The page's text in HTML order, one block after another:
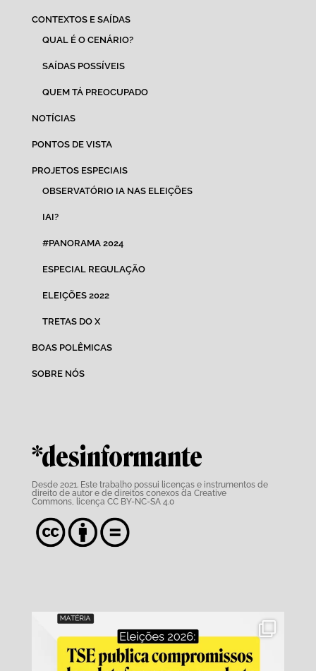
CONTEXTOS E SAÍDAS
QUAL É O CENÁRIO?
SAÍDAS POSSÍVEIS
QUEM TÁ PREOCUPADO
NOTÍCIAS
PONTOS DE VISTA
PROJETOS ESPECIAIS
OBSERVATÓRIO IA NAS ELEIÇÕES
IAI?
#PANORAMA 2024
ESPECIAL REGULAÇÃO
ELEIÇÕES 2022
TRETAS DO X
BOAS POLÊMICAS
SOBRE NÓS
*desinformante
Desde 2021. Este trabalho possui licenças e instrumentos de
direito de autor e de direitos conexos da Creative
Commons, licença CC BY-NC-SA 4.0